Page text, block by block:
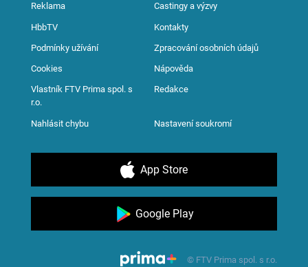
Reklama Castingy a výzvy
HbbTV Kontakty
Podmínky užívání Zpracování osobních údajů
Cookies Nápověda
Vlastník FTV Prima spol. s
r.o.
Redakce
Nahlásit chybu Nastavení soukromí
App Store
Google Play
© FTV Prima spol. s r.o.